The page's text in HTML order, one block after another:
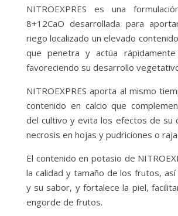
NITROEXPRES es una
8+12CaO desarrollada para
riego localizado un elevado
que penetra y actúa
favoreciendo su desarrollo
NITROEXPRES aporta al mismo
contenido en calcio que
del cultivo y evita los efectos de su
necrosis en hojas y pudriciones o
El contenido en potasio de
la calidad y tamaño de los frutos,
y su sabor, y fortalece la piel,
engorde de frutos.